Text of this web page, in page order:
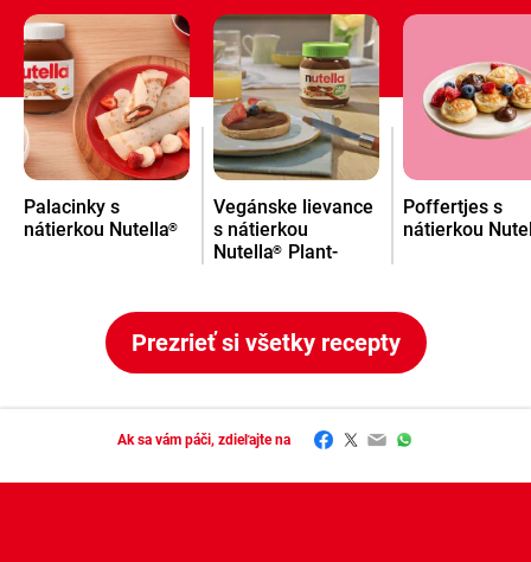
Palacinky s
nátierkou Nutella®
Vegánske lievance
s nátierkou
Nutella®
Plant-
Poffertjes s
nátierkou
Prezrieť si všetky recepty
Ak sa vám páči, zdieľajte na Facebook
Twitter
EmailWhatsApp